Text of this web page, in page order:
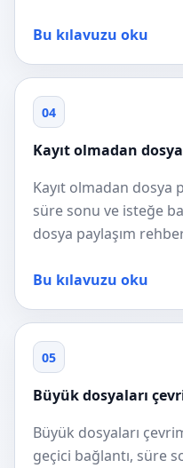
Bu kılavuzu oku
04
Kayıt olmadan
Kayıt olmadan dosya
süre sonu ve isteğe
dosya paylaşım
Bu kılavuzu oku
05
Büyük dosyaları
Büyük dosyaları
geçici bağlantı, süre